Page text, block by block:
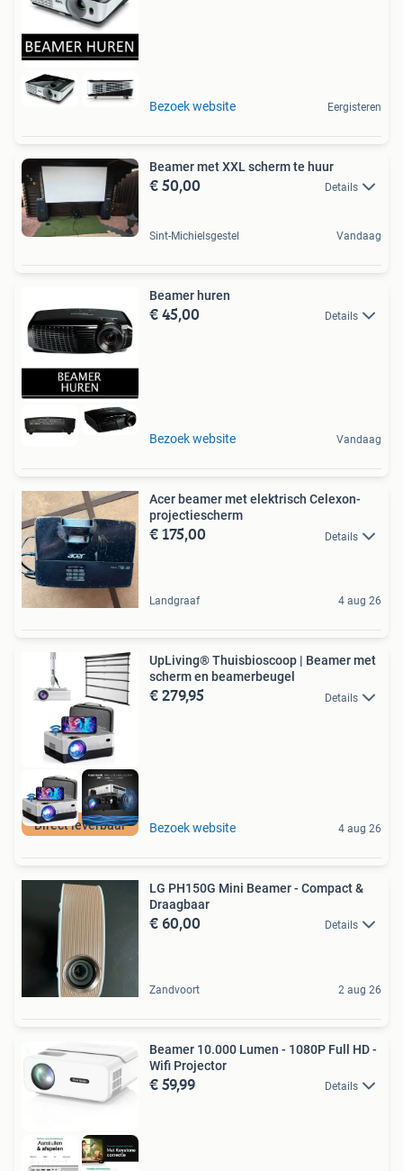
Bezoek website Eergisteren
Beamer met XXL scherm te huur
€ 50,00 Details
Sint-Michielsgestel Vandaag
Beamer huren
€ 45,00 Details
Bezoek website Vandaag
Acer beamer met elektrisch Celexon-
projectiescherm
€ 175,00 Details
Landgraaf 4 aug 26
Direct leverbaar
UpLiving® Thuisbioscoop | Beamer met
scherm en beamerbeugel
€ 279,95 Details
Bezoek website 4 aug 26
LG PH150G Mini Beamer - Compact &
Draagbaar
€ 60,00 Details
Zandvoort 2 aug 26
Beamer 10.000 Lumen - 1080P Full HD -
Wifi Projector
€ 59,99 Details